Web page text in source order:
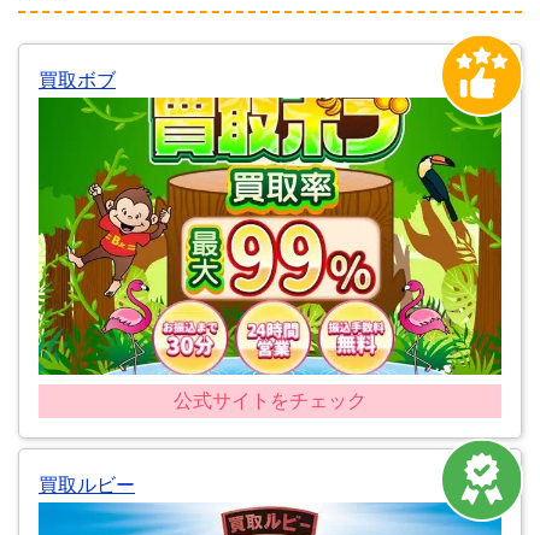
買取ボブ
公式サイトをチェック
買取ルビー